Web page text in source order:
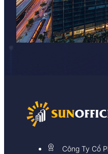
Công Ty Cổ